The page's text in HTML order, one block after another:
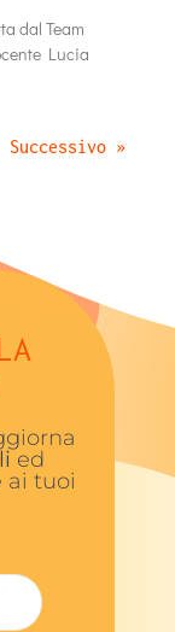
dal Team
Lucia
Successivo »
ed
ai tuoi